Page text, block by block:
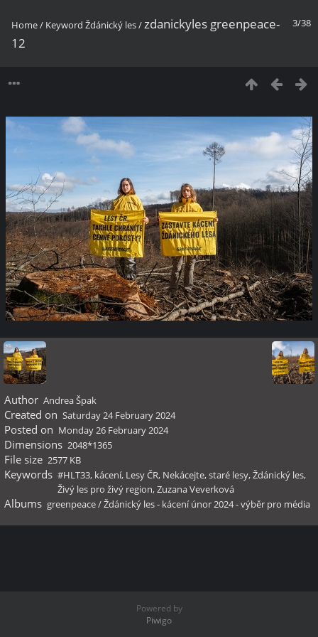
3/38
Home/ Keyword Ždánický les/zdanickyles greenpeace-
12
Author Andrea Špak
Created on Saturday 24 February 2024
Posted on Monday 26 February 2024
Dimensions 2048*1365
File size 2577 KB
Keywords #HLT33, kácení, Lesy ČR, Nekácejte,staré lesy,Ždánický les,
Živý les pro živý region,Zuzana Veverková
Albums greenpeace/Ždánický les - kácení únor 2024 - výběr pro média
Powered by
Piwigo